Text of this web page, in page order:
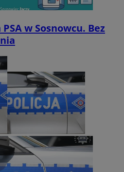
w Sosnowcu. Bez